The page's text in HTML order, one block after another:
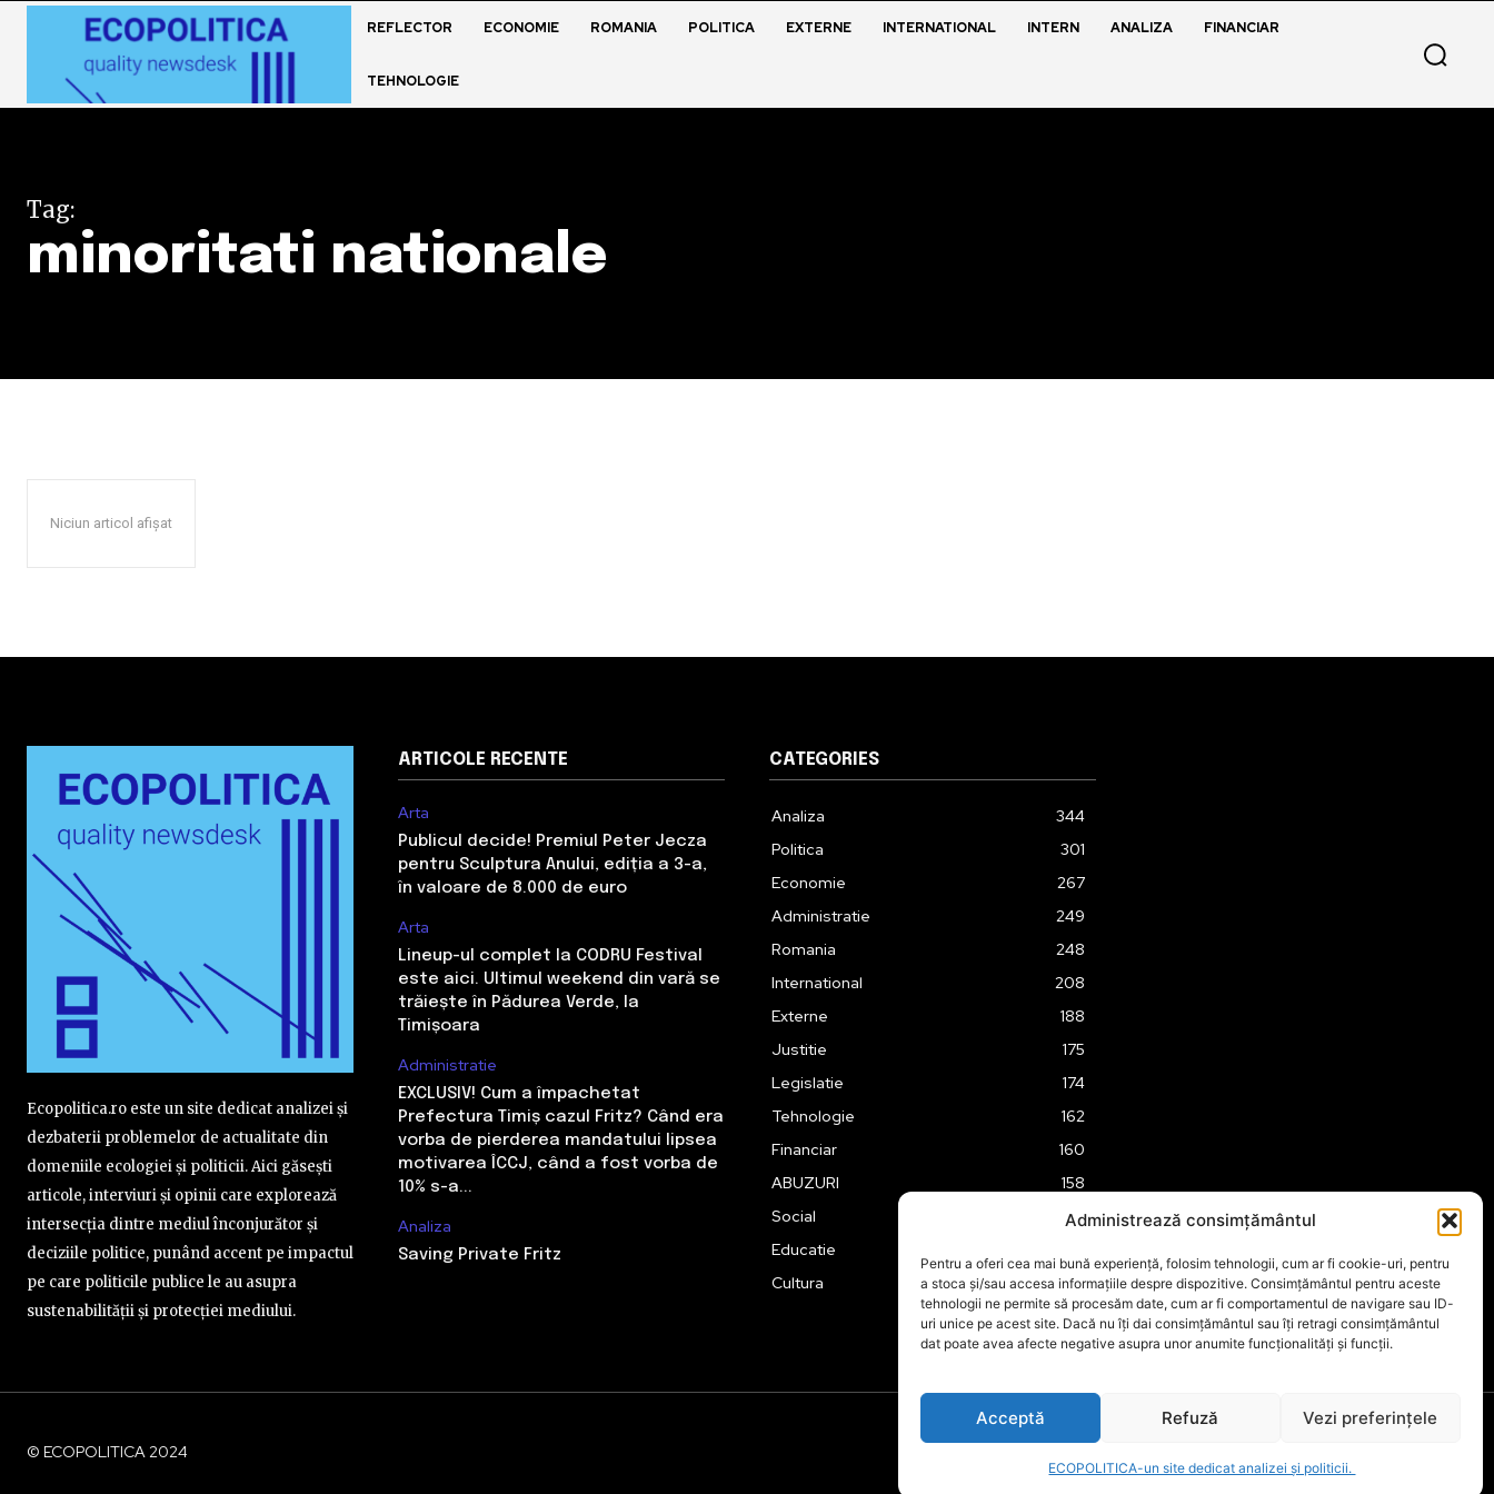
Administrează consimțământul
Pentru a oferi cea mai bună experiență, folosim tehnologii, cum ar fi cookie-uri, pentru
a stoca și/sau accesa informațiile despre dispozitive. Consimțământul pentru aceste
tehnologii ne permite să procesăm date, cum ar fi comportamentul de navigare sau ID-
uri unice pe acest site. Dacă nu îți dai consimțământul sau îți retragi consimțământul
dat poate avea afecte negative asupra unor anumite funcționalități și funcții.
Acceptă Refuză Vezi preferințele
ECOPOLITICA-un site dedicat analizei și politicii.
REFLECTOR ECONOMIE ROMANIA POLITICA EXTERNE INTERNATIONAL INTERN ANALIZA FINANCIAR
TEHNOLOGIE
Tag:
minoritati nationale
Niciun articol afișat
Ecopolitica.ro este un site dedicat analizei și
dezbaterii problemelor de actualitate din
domeniile ecologiei și politicii. Aici găsești
articole, interviuri și opinii care explorează
intersecția dintre mediul înconjurător și
deciziile politice, punând accent pe impactul
pe care politicile publice le au asupra
sustenabilității și protecției mediului.
ARTICOLE RECENTE
Arta
Publicul decide! Premiul Peter Jecza
pentru Sculptura Anului, ediția a 3-a,
în valoare de 8.000 de euro
Arta
Lineup-ul complet la CODRU Festival
este aici. Ultimul weekend din vară se
trăiește în Pădurea Verde, la
Timișoara
Administratie
EXCLUSIV! Cum a împachetat
Prefectura Timiș cazul Fritz? Când era
vorba de pierderea mandatului lipsea
motivarea ÎCCJ, când a fost vorba de
10% s-a...
Analiza
Saving Private Fritz
CATEGORIES
Analiza
344
Politica
301
Economie
267
Administratie
249
Romania
248
International
208
Externe
188
Justitie
175
Legislatie
174
Tehnologie
162
Financiar
160
ABUZURI
158
Social
157
Educatie
Cultura
149
© ECOPOLITICA 2024